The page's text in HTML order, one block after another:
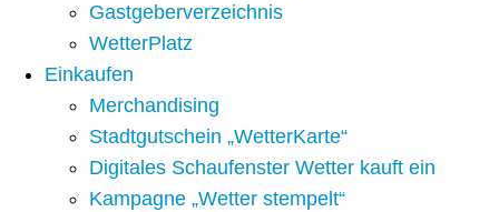
Gastgeberverzeichnis
WetterPlatz
Einkaufen
Merchandising
Stadtgutschein „WetterKarte“
Digitales Schaufenster Wetter kauft ein
Kampagne „Wetter stempelt“